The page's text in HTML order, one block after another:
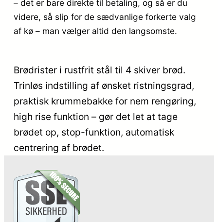
– det er bare direkte til betaling, og så er du
videre, så slip for de sædvanlige forkerte valg
af kø – man vælger altid den langsomste.
Brødrister i rustfrit stål til 4 skiver brød.
Trinløs indstilling af ønsket ristningsgrad,
praktisk krummebakke for nem rengøring,
high rise funktion – gør det let at tage
brødet op, stop-funktion, automatisk
centrering af brødet.